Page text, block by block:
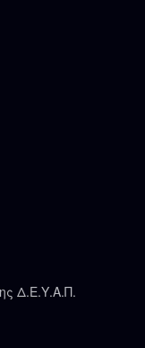
Δ.Ε.Υ.Α.Π.